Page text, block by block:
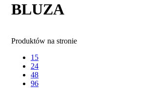
BLUZA
Produktów na stronie
15
24
48
96